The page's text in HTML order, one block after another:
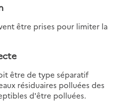
être prises pour limiter la
être de type séparatif
résiduaires polluées des
d'être polluées.